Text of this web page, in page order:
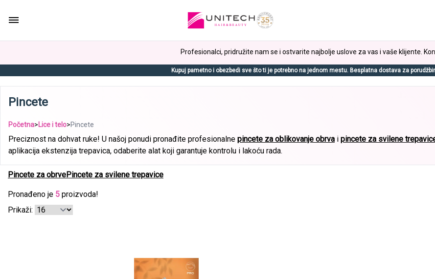
Profesionalci, pridružite nam se i ostvarite najbolje uslove za vas i vaše klijente.
Kupuj pametno i obezbedi sve što ti je potrebno na jednom mestu. Besplatna dostava za
Pincete
Početna>Lice i telo>Pincete
Preciznost na dohvat ruke! U našoj ponudi pronađite profesionalne pincete za oblikovanje obrva i pincete za svilene
aplikacija ekstenzija trepavica, odaberite alat koji garantuje kontrolu i lakoću rada.
Pincete za obrvePincete za svilene trepavice
Pronađeno je 5 proizvoda!
Prikaži: